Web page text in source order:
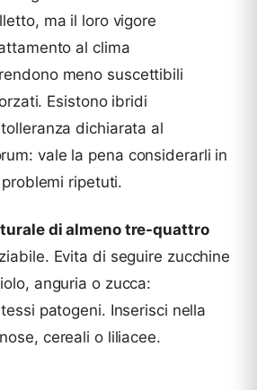
ma il loro vigore
al clima
meno suscettibili
Esistono ibridi
dichiarata al
vale la pena considerarli in
ripetuti.
di almeno tre-quattro
Evita di seguire zucchine
anguria o zucca:
patogeni. Inserisci nella
cereali o liliacee.